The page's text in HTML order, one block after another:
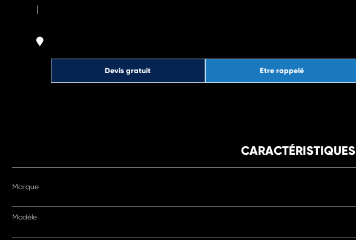
Etre rappelé
Devis gratuit
CARACTÉRISTIQUES
Marque
Modèle